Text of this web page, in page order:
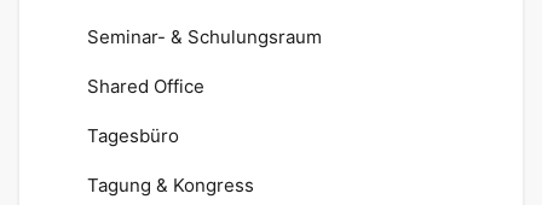
Seminar- & Schulungsraum
Shared Office
Tagesbüro
Tagung & Kongress